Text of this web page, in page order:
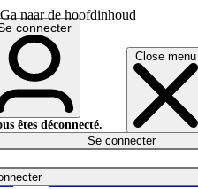
Ga naar de hoofdinhoud
Close menu
connecter
êtes déconnecté.
Se connecter